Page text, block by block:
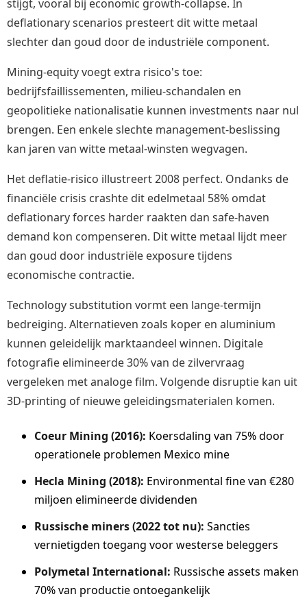
stijgt, vooral bij economic growth-collapse. In
deflationary scenarios presteert dit witte metaal
slechter dan goud door de industriële component.
Mining-equity voegt extra risico's toe:
bedrijfsfaillissementen, milieu-schandalen en
geopolitieke nationalisatie kunnen investments naar nul
brengen. Een enkele slechte management-beslissing
kan jaren van witte metaal-winsten wegvagen.
Het deflatie-risico illustreert 2008 perfect. Ondanks de
financiële crisis crashte dit edelmetaal 58% omdat
deflationary forces harder raakten dan safe-haven
demand kon compenseren. Dit witte metaal lijdt meer
dan goud door industriële exposure tijdens
economische contractie.
Technology substitution vormt een lange-termijn
bedreiging. Alternatieven zoals koper en aluminium
kunnen geleidelijk marktaandeel winnen. Digitale
fotografie elimineerde 30% van de zilvervraag
vergeleken met analoge film. Volgende disruptie kan uit
3D-printing of nieuwe geleidingsmaterialen komen.
Coeur Mining (2016): Koersdaling van 75% door
operationele problemen Mexico mine
Hecla Mining (2018): Environmental fine van €280
miljoen elimineerde dividenden
Russische miners (2022 tot nu): Sancties
vernietigden toegang voor westerse beleggers
Polymetal International: Russische assets maken
70% van productie ontoegankelijk